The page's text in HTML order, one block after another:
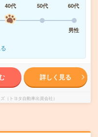
40代 50代
60代
男性
詳しく見る
（トヨタ自動車出資会社）